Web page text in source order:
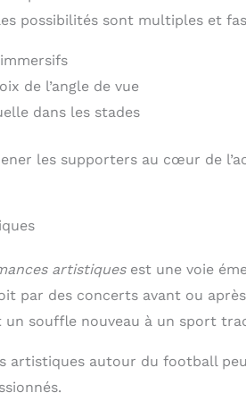
possibilités sont multiples et
de l’angle de vue
dans les stades
les supporters au cœur de
artistiquesest une voie
par des concerts avant ou
souffle nouveau à un sport
artistiques autour du football